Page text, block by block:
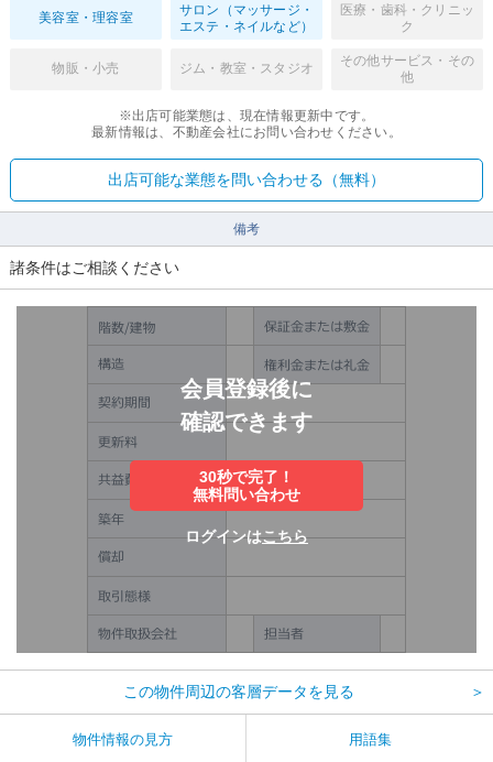
美容室・理容室
サロン（マッサージ・
エステ・ネイルなど）
医療・歯科・クリニッ
ク
物販・小売 ジム・教室・スタジオ
その他サービス・その
他
※出店可能業態は、現在情報更新中です。
最新情報は、不動産会社にお問い合わせください。
出店可能な業態を問い合わせる（無料）
備考
諸条件はご相談ください
会員登録後に
確認できます
30秒で完了！
無料問い合わせ
ログインはこちら
この物件周辺の客層データを見る ＞
物件情報の見方 用語集